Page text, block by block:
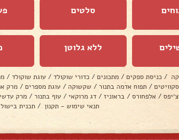
סלטים
ללא גלוטן
/ כניסת ספקים / מתכונים / כדורי שוקולד / עוגת שוקולד /
/ תפוח אדמה בתנור / שקשוקה / עוגת מספרים / מרק
/ אלפחורס / בראוניז / דג מרוקאי / עוף בתנור / מרק
תנאי שימוש - תקנון / תכנית בישול